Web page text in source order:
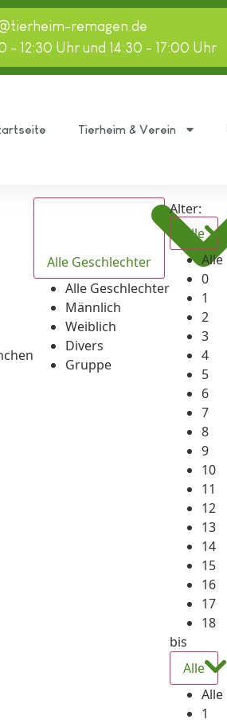
remagen.de
12:30 Uhr und 14:30 - 17:00 Uhr
Tierheim & Verein
Alle Geschlechter
Alle Geschlechter
Männlich
Weiblich
Divers
Gruppe
Alter:
Alle
Alle
0
1
2
3
4
5
6
7
8
9
10
11
12
13
14
15
16
17
18
bis
Alle
Alle
1